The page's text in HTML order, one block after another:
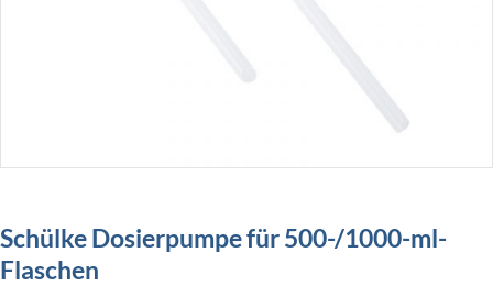
Schülke Dosierpumpe für 500-/1000-ml-
Flaschen